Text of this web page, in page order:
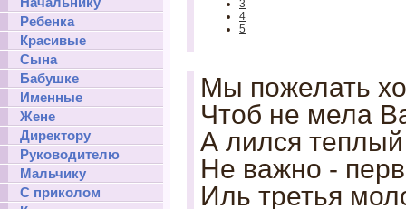
Ребенка
Красивые
Сына
Бабушке
Именные
Жене
Директору
Руководителю
Мальчику
С приколом
3
4
5
Мы пожелать
Чтоб не мела
А лился теплый
Не важно -
Иль третья